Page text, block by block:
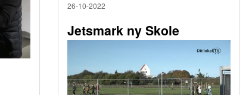
26-10-2022
Jetsmark ny Skole